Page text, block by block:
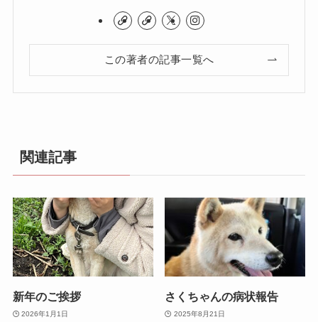
この著者の記事一覧へ
関連記事
新年のご挨拶
2026年1月1日
さくちゃんの病状報告
2025年8月21日